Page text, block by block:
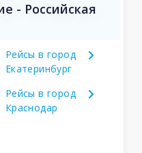
- Российская
Рейсы в город
Екатеринбург
Рейсы в город
Краснодар